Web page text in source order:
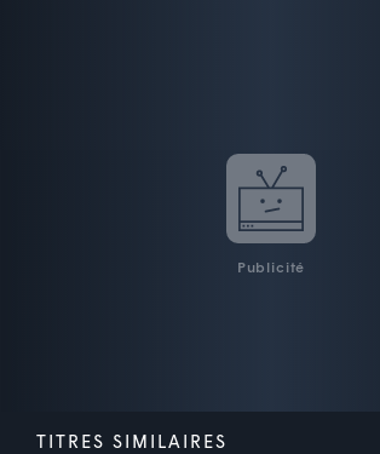
Publicité
TITRES SIMILAIRES